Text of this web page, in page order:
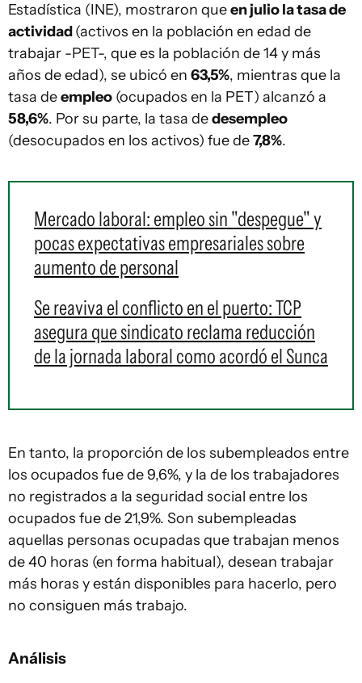
Estadística (INE), mostraron queen julio la tasa de
actividad(activos en la población en edad de
trabajar -PET-, que es la población de 14 y más
años de edad), se ubicó en 63,5%, mientras que la
tasa deempleo (ocupados en la PET) alcanzó a
58,6%. Por su parte, la tasa dedesempleo
(desocupados en los activos) fue de7,8%.
Mercado laboral: empleo sin "despegue" y
pocas expectativas empresariales sobre
aumento de personal
Se reaviva el conflicto en el puerto: TCP
asegura que sindicato reclama reducción
de la jornada laboral como acordó el Sunca
En tanto, la proporción de los subempleados entre
los ocupados fue de 9,6%, y la de los trabajadores
no registrados a la seguridad social entre los
ocupados fue de 21,9%. Son subempleadas
aquellas personas ocupadas que trabajan menos
de 40 horas (en forma habitual), desean trabajar
más horas y están disponibles para hacerlo, pero
no consiguen más trabajo.
Análisis